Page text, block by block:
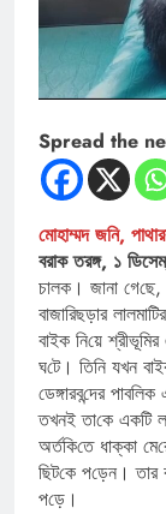
Spread the
মোহাম্মদ জনি,
বরাক তরঙ্গ, ১
চালক। জানা গে‌ছে,
বাজা‌রিছড়ার
বাইক নি‌য়ে
ঘ‌টে।‌ তি‌নি যখন
ডেঙ্গারব‌ন্দের
তখনই তা‌কে এক‌টি
অর্তকি‌তে ধাক্কা
ছিট‌কে প‌ড়েন। তার
প‌ড়ে।